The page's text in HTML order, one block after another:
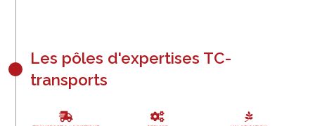
Les pôles d'expertises TC-
transports